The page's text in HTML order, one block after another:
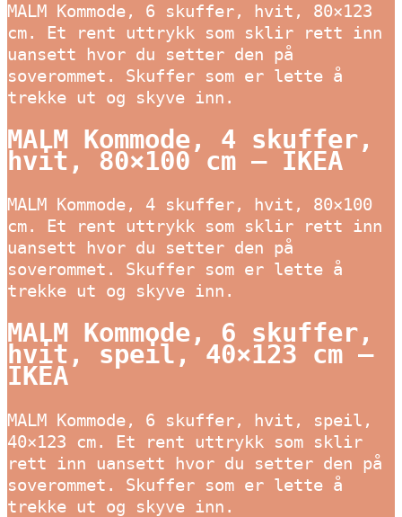
MALM Kommode, 6 skuffer, hvit, 80×123
cm. Et rent uttrykk som sklir rett inn
uansett hvor du setter den på
soverommet. Skuffer som er lette å
trekke ut og skyve inn.
MALM Kommode, 4 skuffer,
hvit, 80×100 cm – IKEA
MALM Kommode, 4 skuffer, hvit, 80×100
cm. Et rent uttrykk som sklir rett inn
uansett hvor du setter den på
soverommet. Skuffer som er lette å
trekke ut og skyve inn.
MALM Kommode, 6 skuffer,
hvit, speil, 40×123 cm –
IKEA
MALM Kommode, 6 skuffer, hvit, speil,
40×123 cm. Et rent uttrykk som sklir
rett inn uansett hvor du setter den på
soverommet. Skuffer som er lette å
trekke ut og skyve inn.